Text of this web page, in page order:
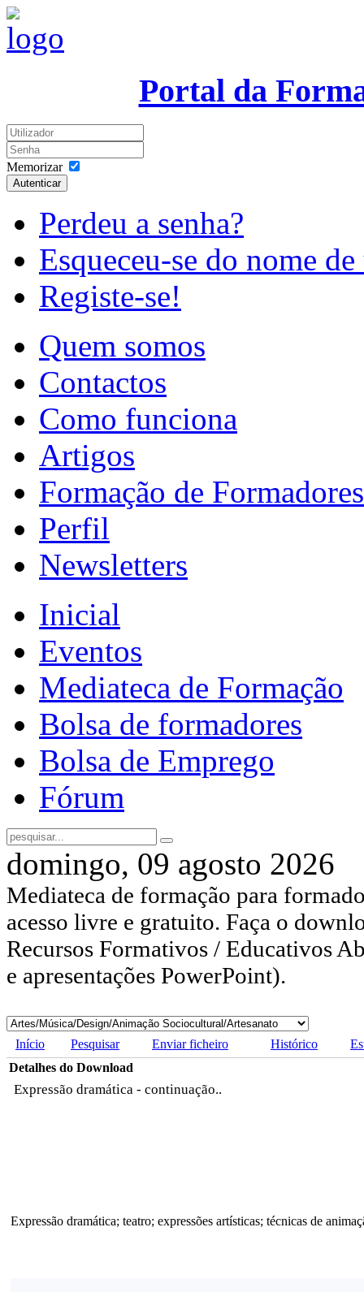
Portal da
Memorizar
Autenticar
Perdeu a senha?
Esqueceu-se do nome
Registe-se!
Quem somos
Contactos
Como funciona
Artigos
Formação de Formadores
Perfil
Newsletters
Inicial
Eventos
Mediateca de Formação
Bolsa de formadores
Bolsa de Emprego
Fórum
domingo, 09 agosto 2026
Mediateca de formação para
acesso livre e gratuito. Faça o
Recursos Formativos / Educativos
e apresentações PowerPoint).
Início Pesquisar Enviar ficheiro Histórico
Detalhes do Download
Expressão dramática - continuação..
Expressão dramática; teatro; expressões artísticas; técnicas de